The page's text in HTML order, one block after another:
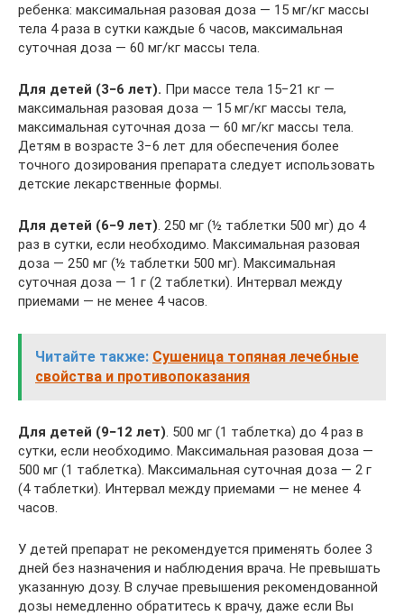
ребенка: максимальная разовая доза — 15 мг/кг массы
тела 4 раза в сутки каждые 6 часов, максимальная
суточная доза — 60 мг/кг массы тела.
Для детей (3−6 лет). При массе тела 15−21 кг —
максимальная разовая доза — 15 мг/кг массы тела,
максимальная суточная доза — 60 мг/кг массы тела.
Детям в возрасте 3−6 лет для обеспечения более
точного дозирования препарата следует использовать
детские лекарственные формы.
Для детей (6−9 лет). 250 мг (½ таблетки 500 мг) до 4
раз в сутки, если необходимо. Максимальная разовая
доза — 250 мг (½ таблетки 500 мг). Максимальная
суточная доза — 1 г (2 таблетки). Интервал между
приемами — не менее 4 часов.
Читайте также: Cушеница топяная лечебные
свойства и противопоказания
Для детей (9−12 лет). 500 мг (1 таблетка) до 4 раз в
сутки, если необходимо. Максимальная разовая доза —
500 мг (1 таблетка). Максимальная суточная доза — 2 г
(4 таблетки). Интервал между приемами — не менее 4
часов.
У детей препарат не рекомендуется применять более 3
дней без назначения и наблюдения врача. Не превышать
указанную дозу. В случае превышения рекомендованной
дозы немедленно обратитесь к врачу, даже если Вы